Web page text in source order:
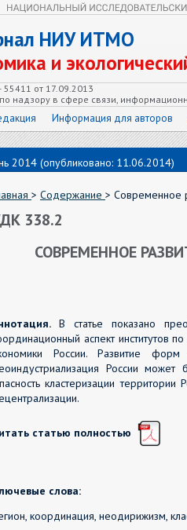
НИУ ИТМО
и
от 17.09.2013
надзору в сфере связи,
Информация для авторов
2014 (опубликовано: 11.06.2014)
> Содержание > Современное
338.2
СОВРЕМЕННОЕ
В статье показано
аспект институтов
России. Развитие
России может
кластеризации
статью полностью
слова:
координация, неодирижизм,